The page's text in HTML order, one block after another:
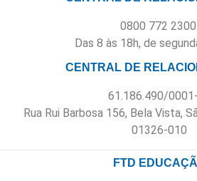
0800 772 2300.
Das 8 às 18h, de
CENTRAL DE
61.186.490/
Rua Rui Barbosa 156, Bela Vista,
01326-010
FTD